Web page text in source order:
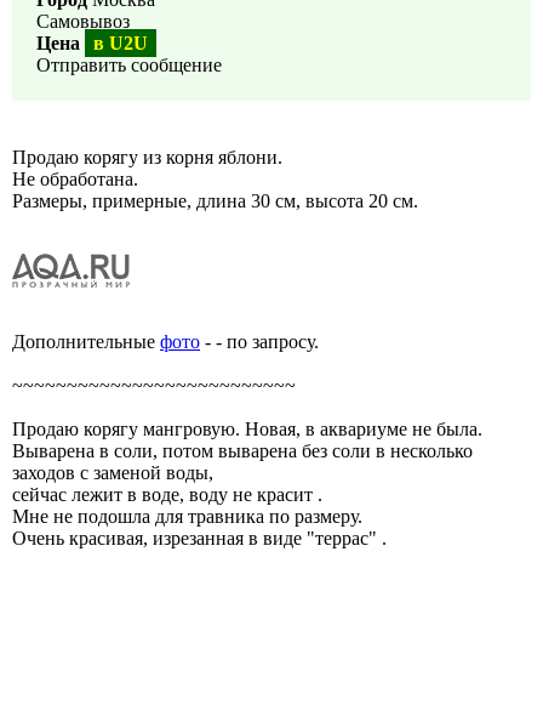
Самовывоз
Цена
в U2U
Отправить сообщение
Продаю корягу из корня яблони.
Не обработана.
Размеры, примерные, длина 30 см, высота 20 см.
Дополнительные фото - - по запросу.
~~~~~~~~~~~~~~~~~~~~~~~~~~
Продаю корягу мангровую. Новая, в аквариуме не была.
Выварена в соли, потом выварена без соли в несколько
заходов с заменой воды,
сейчас лежит в воде, воду не красит .
Мне не подошла для травника по размеру.
Очень красивая, изрезанная в виде "террас" .